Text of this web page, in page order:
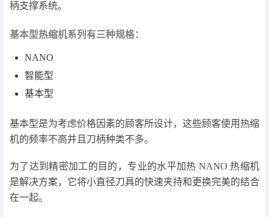
柄支撑系统。
基本型热缩机系列有三种规格：
NANO
智能型
基本型
基本型是为考虑价格因素的顾客所设计，这些顾客使用热缩
机的频率不高并且刀柄种类不多。
为了达到精密加工的目的，专业的水平加热 NANO 热缩机
是解决方案，它将小直径刀具的快速夹持和更换完美的结合
在一起。